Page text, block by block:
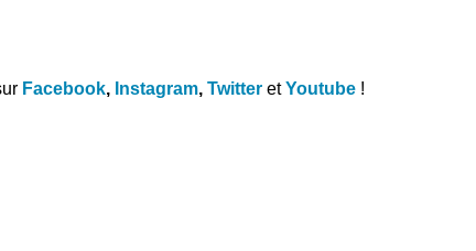
Facebook, Instagram, Twitter etYoutube !